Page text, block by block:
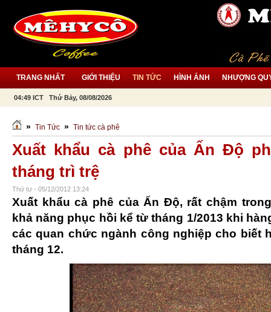
TRANG NHẤT GIỚI THIỆU TIN TỨC HÌNH ẢNH NHƯỢNG
04:50 ICT Thứ Bảy, 08/08/2026
» Tin Tức » Tin tức cà phê
Xuất khẩu cà phê của Ấn Độ
tháng trì trệ
Thứ tư - 05/12/2012 13:24
Xuất khẩu cà phê của Ấn Độ, rất chậm
khả năng phục hồi kể từ tháng 1/2013 khi
các quan chức ngành công nghiệp cho biết
tháng 12.